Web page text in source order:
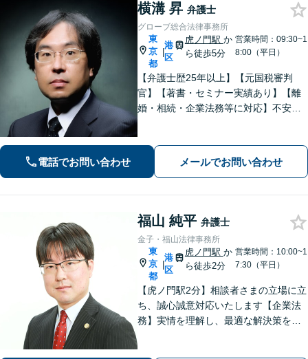
横溝 昇 弁護士
グローブ総合法律事務所
東
京
都
|
港
区
虎ノ門駅 か
ら徒歩5分
営業時間：09:30~1
8:00（平日）
【弁護士歴25年以上】【元国税審判
官】【著書・セミナー実績あり】【離
婚・相続・企業法務等に対応】不安や
電話でお問い合わせ メールでお問い合わせ
福山 純平 弁護士
金子・福山法律事務所
東
京
都
|
港
区
虎ノ門駅 か
ら徒歩2分
営業時間：10:00~1
7:30（平日）
【虎ノ門駅2分】相談者さまの立場に立
ち、誠心誠意対応いたします【企業法
務】実情を理解し、最適な解決策を提